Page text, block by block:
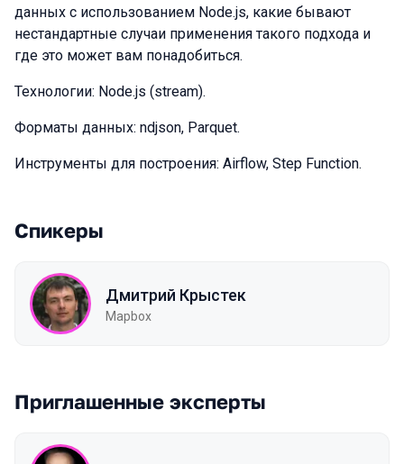
данных с использованием Node.js, какие бывают
нестандартные случаи применения такого подхода и
где это может вам понадобиться.
Технологии: Node.js (stream).
Форматы данных: ndjson, Parquet.
Инструменты для построения: Airflow, Step Function.
Спикеры
Дмитрий Крыстек
Mapbox
Приглашенные эксперты